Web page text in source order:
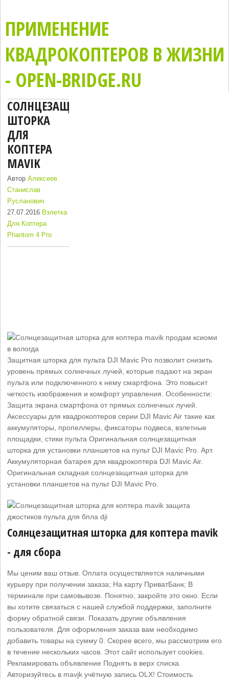
ПРИМЕНЕНИЕ
КВАДРОКОПТЕРОВ В ЖИЗНИ
- OPEN-BRIDGE.RU
СОЛНЦЕЗАЩИТНАЯ
ШТОРКА
ДЛЯ
КОПТЕРА
MAVIK
АвторАлексеев
Станислав
Русланович
27.07.2016 Взлетка
Для Коптера
Phantom 4 Pro
Защитная шторка для пульта DJI Mavic Pro позволит снизить
уровень прямых солнечных лучей, которые падают на экран
пульта или подключенного к нему смартфона. Это повысит
четкость изображения и комфорт управления. Особенности:
Защита экрана смартфона от прямых солнечных лучей.
Аксессуары для квадрокоптеров серии DJI Mavic Air такие как
аккумуляторы, пропеллеры, фиксаторы подвеса, взлетные
площадки, стики пульта Оригинальная солнцезащитная
шторка для установки планшетов на пульт DJI Mavic Pro. Арт.
Аккумуляторная батарея для квадрокоптера DJI Mavic Air.
Оригинальная складная солнцезащитная шторка для
установки планшетов на пульт DJI Mavic Pro.
Солнцезащитная шторка для коптера mavik
- для сбора
Мы ценим ваш отзыв. Оплата осуществляется наличными
курьеру при получении заказа; На карту ПриватБанк; В
терминале при самовывозе. Понятно, закройте это окно. Если
вы хотите связаться с нашей службой поддержки, заполните
форму обратной связи. Показать другие объявления
пользователя. Для оформления заказа вам необходимо
добавить товары на сумму 0. Скорее всего, мы рассмотрим его
в течение нескольких часов. Этот сайт использует cookies.
Рекламировать объявление Поднять в верх списка.
Авторизуйтесь в mavjk учётную запись OLX! Стоимость